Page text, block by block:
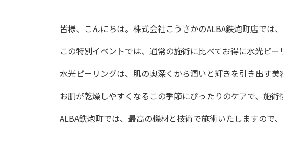
皆様、こんにちは。株式会社こうさかのALBA鉄炮町店では
この特別イベントでは、通常の施術に比べてお得に水光ピー
水光ピーリングは、肌の奥深くから潤いと輝きを引き出す美
お肌が乾燥しやすくなるこの季節にぴったりのケアで、施術
ALBA鉄炮町では、最高の機材と技術で施術いたしますので